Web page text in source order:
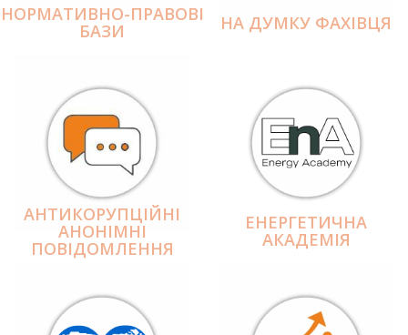
НОРМАТИВНО-ПРАВОВІ
БАЗИ НА ДУМКУ ФАХІВЦЯ
АНТИКОРУПЦІЙНІ
АНОНІМНІ
ПОВІДОМЛЕННЯ
ЕНЕРГЕТИЧНА
АКАДЕМІЯ